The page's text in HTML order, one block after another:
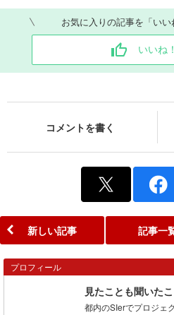
お気に入りの記事を「い
いいね！
コメントを書く
新しい記事 記事一
プロフィール
見たことも聞いた
都内のSIerでプロジェ